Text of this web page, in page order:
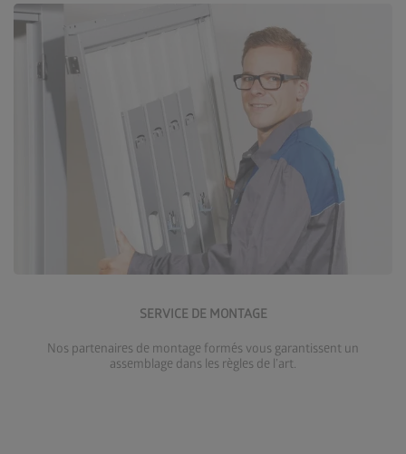
SERVICE DE MONTAGE
Nos partenaires de montage formés vous garantissent un
assemblage dans les règles de l’art.